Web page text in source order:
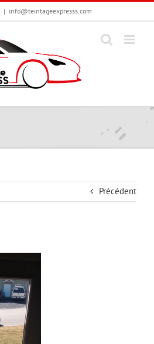
| info@teintageexpresss.com
Précédent